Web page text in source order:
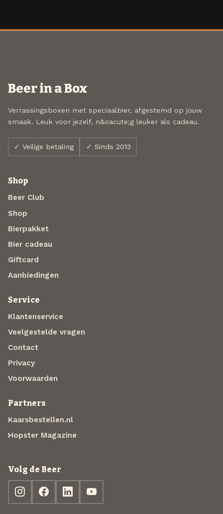
Beer in a Box
Verrassingsboxen met speciaalbier, afgestemd op jouw
smaak. Leuk voor jezelf, n&oacute;g leuker als cadeau.
✓ Veilige betaling ✓ Sinds 2013
Shop
Beer Club
Shop
Bierpakket
Bier cadeau
Giftcard
Aanbiedingen
Service
Klantenservice
Veelgestelde vragen
Contact
Privacy
Voorwaarden
Partners
Kaarsbestellen.nl
Hopster Magazine
Volg de Beer